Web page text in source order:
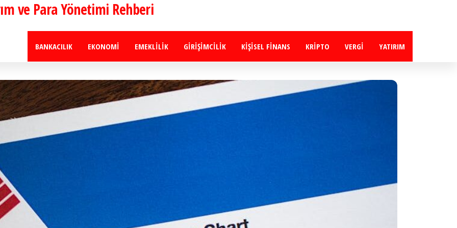
ve Para Yönetimi Rehberi
BANKACILIK EKONOMI EMEKLILIK GIRIŞIMCILIK KIŞISEL FINANS KRIPTO VERGI YATIRIM